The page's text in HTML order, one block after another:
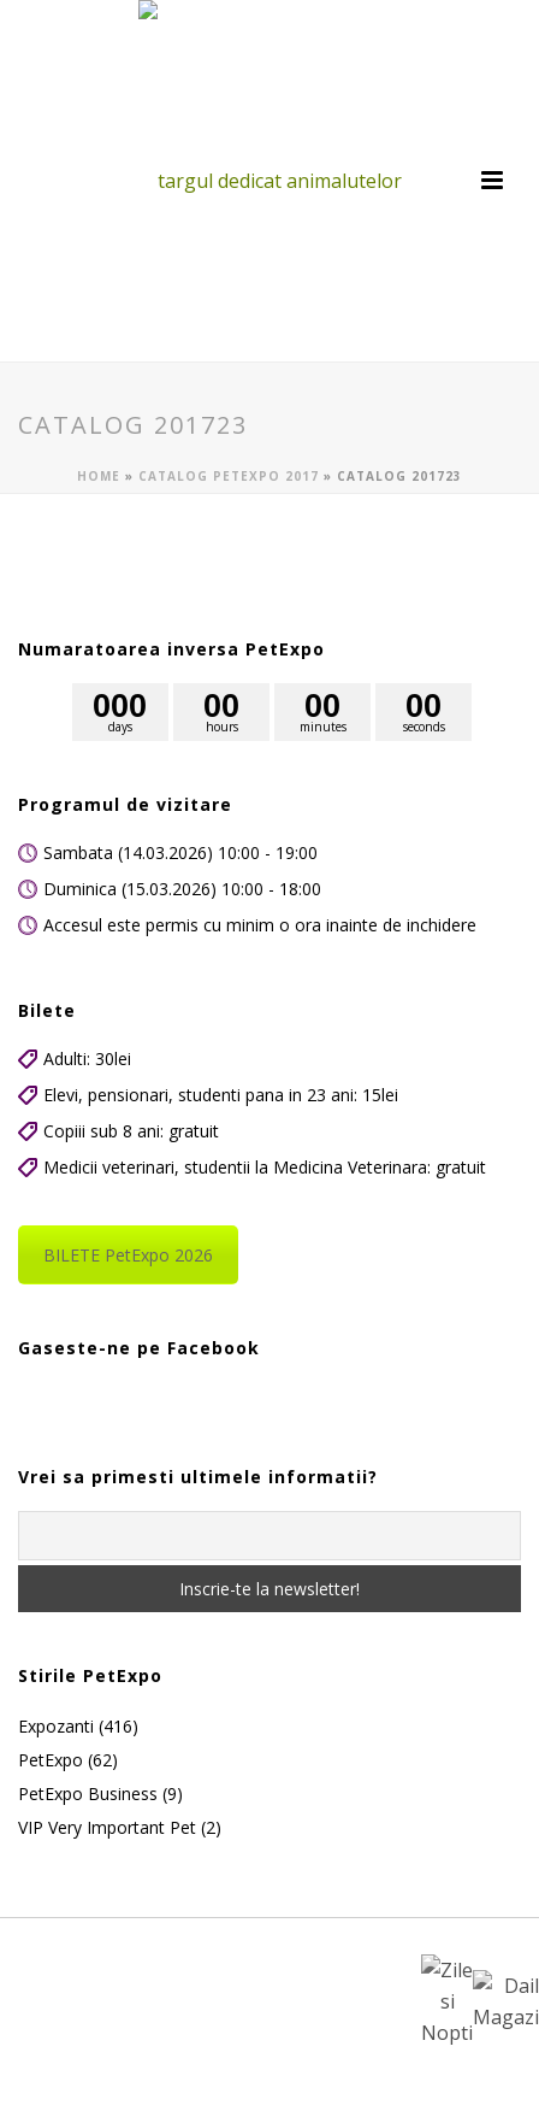
CATALOG 201723
HOME » CATALOG PETEXPO 2017 » CATALOG 201723
Numaratoarea inversa PetExpo
days
000
hours
00
minutes
00
seconds
00
Programul de vizitare
Sambata (14.03.2026) 10:00 - 19:00
Duminica (15.03.2026) 10:00 - 18:00
Accesul este permis cu minim o ora inainte de inchidere
Bilete
Adulti: 30lei
Elevi, pensionari, studenti pana in 23 ani: 15lei
Copiii sub 8 ani: gratuit
Medicii veterinari, studentii la Medicina Veterinara: gratuit
BILETE PetExpo 2026
Gaseste-ne pe Facebook
Vrei sa primesti ultimele informatii?
Stirile PetExpo
Expozanti (416)
PetExpo (62)
PetExpo Business (9)
VIP Very Important Pet (2)